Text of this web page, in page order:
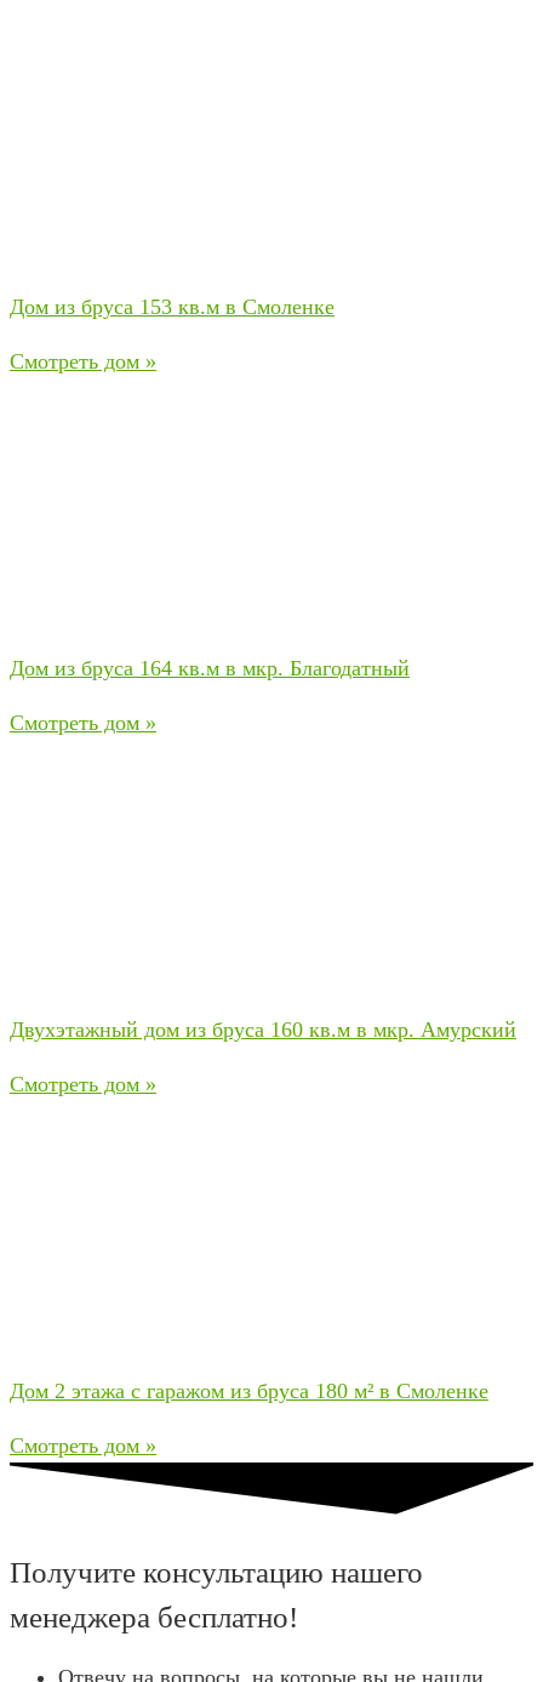
Дом из бруса 153 кв.м в Смоленке
Смотреть дом »
Дом из бруса 164 кв.м в мкр. Благодатный
Смотреть дом »
Двухэтажный дом из бруса 160 кв.м в мкр. Амурский
Смотреть дом »
Дом 2 этажа с гаражом из бруса 180 м² в Смоленке
Смотреть дом »
Получите консультацию нашего
менеджера бесплатно!
Отвечу на вопросы, на которые вы не нашли